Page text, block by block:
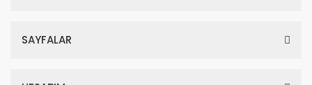
SAYFALAR